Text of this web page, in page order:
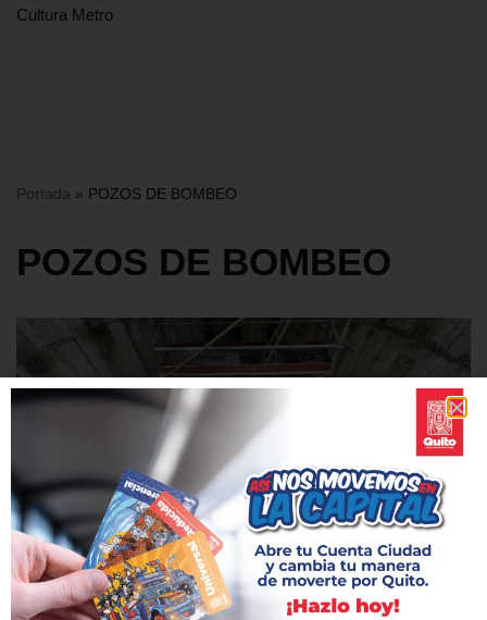
Cultura Metro
Portada » POZOS DE BOMBEO
POZOS DE BOMBEO